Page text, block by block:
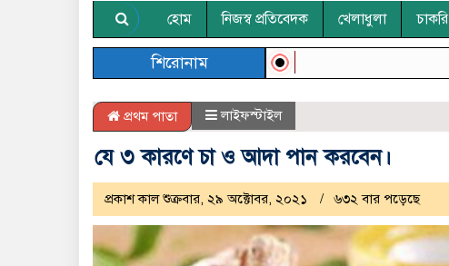
হোম নিজস্ব প্রতিবেদক খেলাধুলা চাকরি
শিরোনাম
প্রথম পাতা লাইফস্টাইল
যে ৩ কারণে চা ও আদা পান করবেন।
প্রকাশ কাল শুক্রবার, ২৯ অক্টোবর, ২০২১ ৬৩২ বার পড়েছে